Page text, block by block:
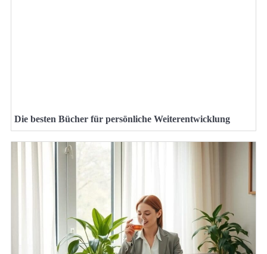
Die besten Bücher für persönliche Weiterentwicklung